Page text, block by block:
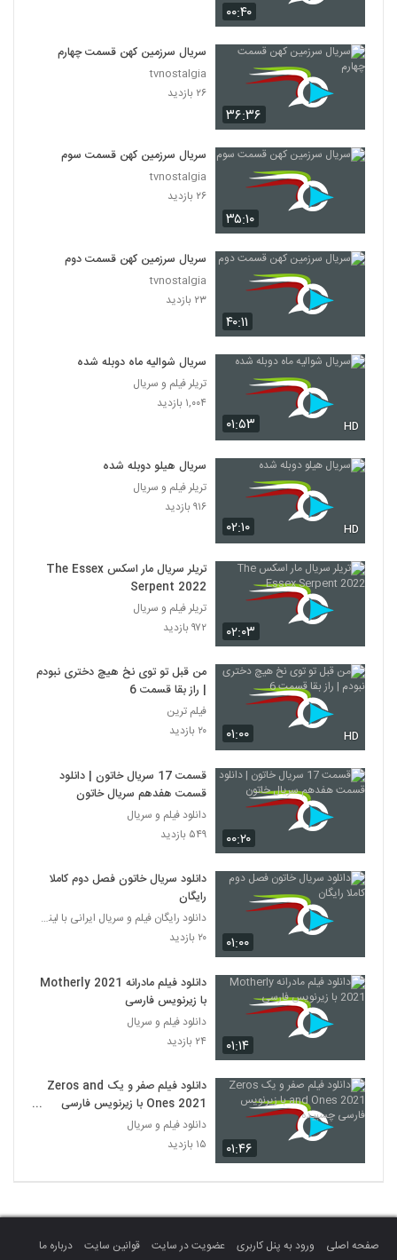
۰۰:۴۰
۳۶:۳۶
سریال سرزمین کهن قسمت چهارم
tvnostalgia
۲۶ بازدید
۳۵:۱۰
سریال سرزمین کهن قسمت سوم
tvnostalgia
۲۶ بازدید
۴۰:۱۱
سریال سرزمین کهن قسمت دوم
tvnostalgia
۲۳ بازدید
۰۱:۵۳ HD
سریال شوالیه ماه دوبله شده
تریلر فیلم و سریال
۱,۰۰۴ بازدید
۰۲:۱۰ HD
سریال هیلو دوبله شده
تریلر فیلم و سریال
۹۱۶ بازدید
۰۲:۰۳
تریلر سریال مار اسکس The Essex
Serpent 2022
تریلر فیلم و سریال
۹۷۲ بازدید
۰۱:۰۰ HD
من قبل تو توی نخ هیچ دختری نبودم
| راز بقا قسمت 6
فیلم ترین
۲۰ بازدید
۰۰:۲۰
قسمت 17 سریال خاتون | دانلود
قسمت هفدهم سریال خاتون
دانلود فیلم و سریال
۵۴۹ بازدید
۰۱:۰۰
دانلود سریال خاتون فصل دوم کاملا
رایگان
دانلود رایگان فیلم و سریال ایرانی با لینک مستقیم
۲۰ بازدید
۰۱:۱۴
دانلود فیلم مادرانه Motherly 2021
با زیرنویس فارسی
دانلود فیلم و سریال
۲۴ بازدید
۰۱:۴۶
دانلود فیلم صفر و یک Zeros and
Ones 2021 با زیرنویس فارسی
چسبیده
دانلود فیلم و سریال
۱۵ بازدید
صفحه اصلی ورود به پنل کاربری عضویت در سایت قوانین سایت
درباره ما